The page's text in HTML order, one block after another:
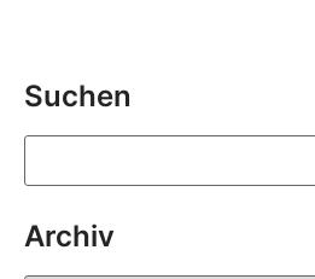
Suchen
Archiv